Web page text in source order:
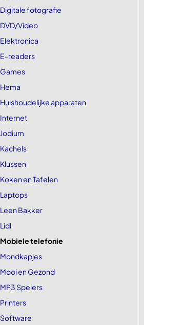
Digitale fotografie
DVD/Video
Elektronica
E-readers
Games
Hema
Huishoudelijke apparaten
Internet
Jodium
Kachels
Klussen
Koken en Tafelen
Laptops
Leen Bakker
Lidl
Mobiele telefonie
Mondkapjes
Mooi en Gezond
MP3 Spelers
Printers
Software